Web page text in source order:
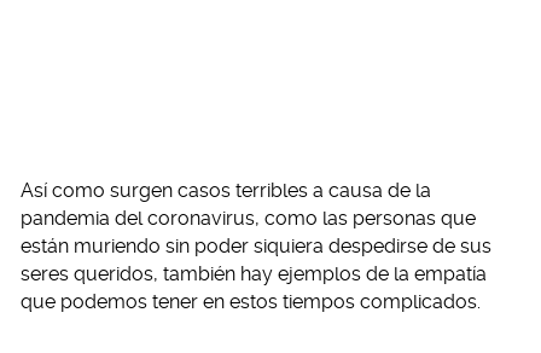
Así como surgen casos terribles a causa de la
pandemia del coronavirus, como las personas que
están muriendo sin poder siquiera despedirse de sus
seres queridos, también hay ejemplos de la empatía
que podemos tener en estos tiempos complicados.